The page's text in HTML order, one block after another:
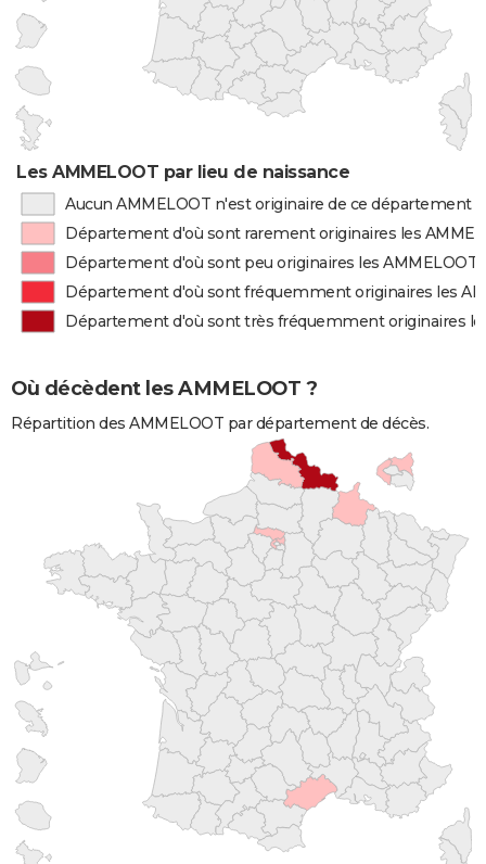
Les AMMELOOT par lieu de naissance
Aucun AMMELOOT n'est originaire de ce département
Département d'où sont rarement originaires les
Département d'où sont peu originaires les AMMELOOT
Département d'où sont fréquemment originaires les
Département d'où sont très fréquemment originaires
Où décèdent les AMMELOOT ?
Répartition des AMMELOOT par département de décès.